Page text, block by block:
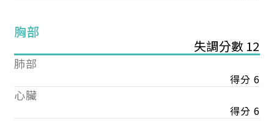
胸部
失調分數 12
肺部
得分 6
心臟
得分 6